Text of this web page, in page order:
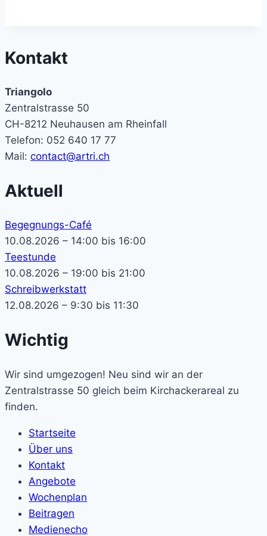
Kontakt
Triangolo
Zentralstrasse 50
CH-8212 Neuhausen am Rheinfall
Telefon: 052 640 17 77
Mail: contact@artri.ch
Aktuell
Begegnungs-Café
10.08.2026 – 14:00 bis 16:00
Teestunde
10.08.2026 – 19:00 bis 21:00
Schreibwerkstatt
12.08.2026 – 9:30 bis 11:30
Wichtig
Wir sind umgezogen! Neu sind wir an der
Zentralstrasse 50 gleich beim Kirchackerareal zu
finden.
Startseite
Über uns
Kontakt
Angebote
Wochenplan
Beitragen
Medienecho